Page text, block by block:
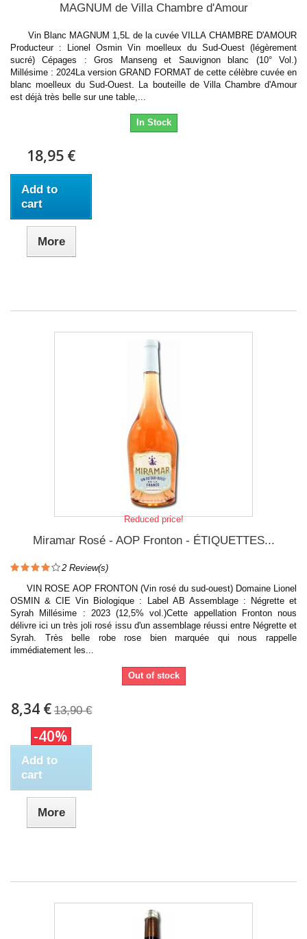
MAGNUM de Villa Chambre d'Amour
Vin Blanc MAGNUM 1,5L de la cuvée VILLA CHAMBRE D'AMOUR
Producteur : Lionel Osmin Vin moelleux du Sud-Ouest (légèrement
sucré) Cépages : Gros Manseng et Sauvignon blanc (10° Vol.)
Millésime : 2024La version GRAND FORMAT de cette célèbre cuvée en
blanc moelleux du Sud-Ouest. La bouteille de Villa Chambre d'Amour
est déjà très belle sur une table,...
In Stock
18,95 €
Add to
cart
More
Reduced price!
Miramar Rosé - AOP Fronton - ÉTIQUETTES...
2 Review(s)
VIN ROSE AOP FRONTON (Vin rosé du sud-ouest) Domaine Lionel
OSMIN & CIE Vin Biologique : Label AB Assemblage : Négrette et
Syrah Millésime : 2023 (12,5% vol.)Cette appellation Fronton nous
délivre ici un très joli rosé issu d'un assemblage réussi entre Négrette et
Syrah. Très belle robe rose bien marquée qui nous rappelle
immédiatement les...
Out of stock
8,34 € 13,90 €
-40%
Add to
cart
More